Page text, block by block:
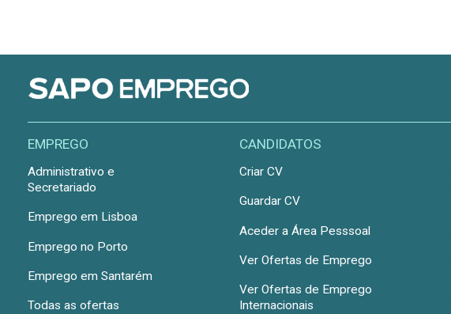
EMPREGO
Administrativo e
Secretariado
Emprego em Lisboa
Emprego no Porto
Emprego em Santarém
Todas as ofertas
CANDIDATOS
Criar CV
Guardar CV
Aceder a Área Pesssoal
Ver Ofertas de Emprego
Ver Ofertas de Emprego
Internacionais